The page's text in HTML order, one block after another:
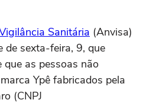
Sanitária (Anvisa)
de sexta-feira, 9, que
as pessoas não
Ypê fabricados pela
(CNPJ